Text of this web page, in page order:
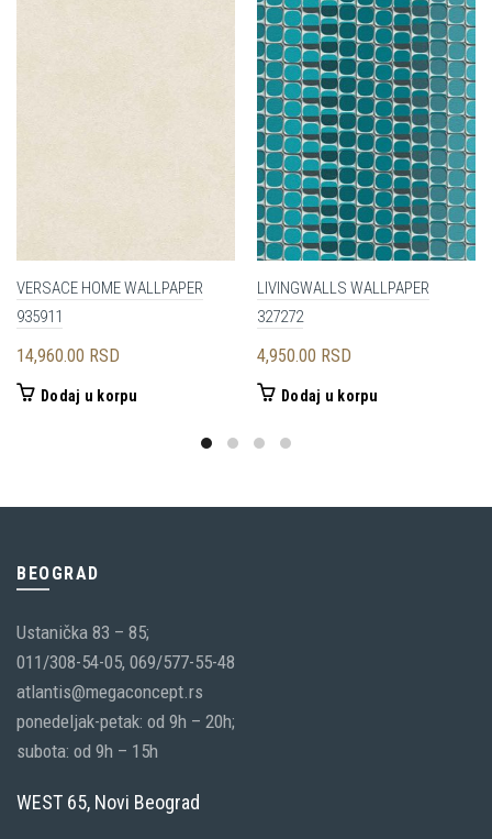
VERSACE HOME WALLPAPER
935911
14,960.00 RSD
Dodaj u korpu
LIVINGWALLS WALLPAPER
327272
4,950.00 RSD
Dodaj u korpu
BEOGRAD
Ustanička 83 – 85;
011/308-54-05, 069/577-55-48
atlantis@megaconcept.rs
ponedeljak-petak: od 9h – 20h;
subota: od 9h – 15h
WEST 65, Novi Beograd